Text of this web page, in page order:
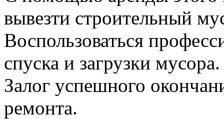
вывезти строительный
Воспользоваться
спуска и загрузки мусора.
Залог успешного
ремонта.